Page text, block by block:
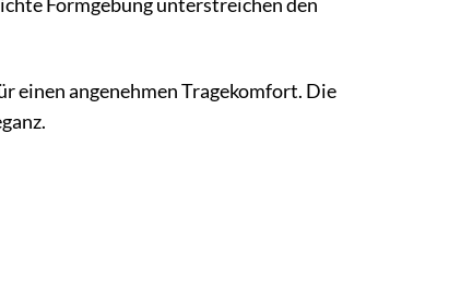
Formgebung unterstreichen den
einen angenehmen Tragekomfort. Die